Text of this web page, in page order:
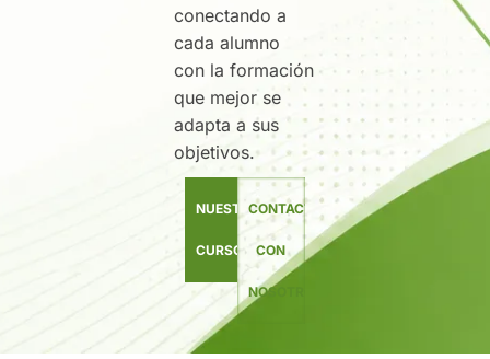
conectando a
cada alumno
con la formación
que mejor se
adapta a sus
objetivos.
NUESTROS
CURSOS
CONTACTA
CON
NOSOTROS